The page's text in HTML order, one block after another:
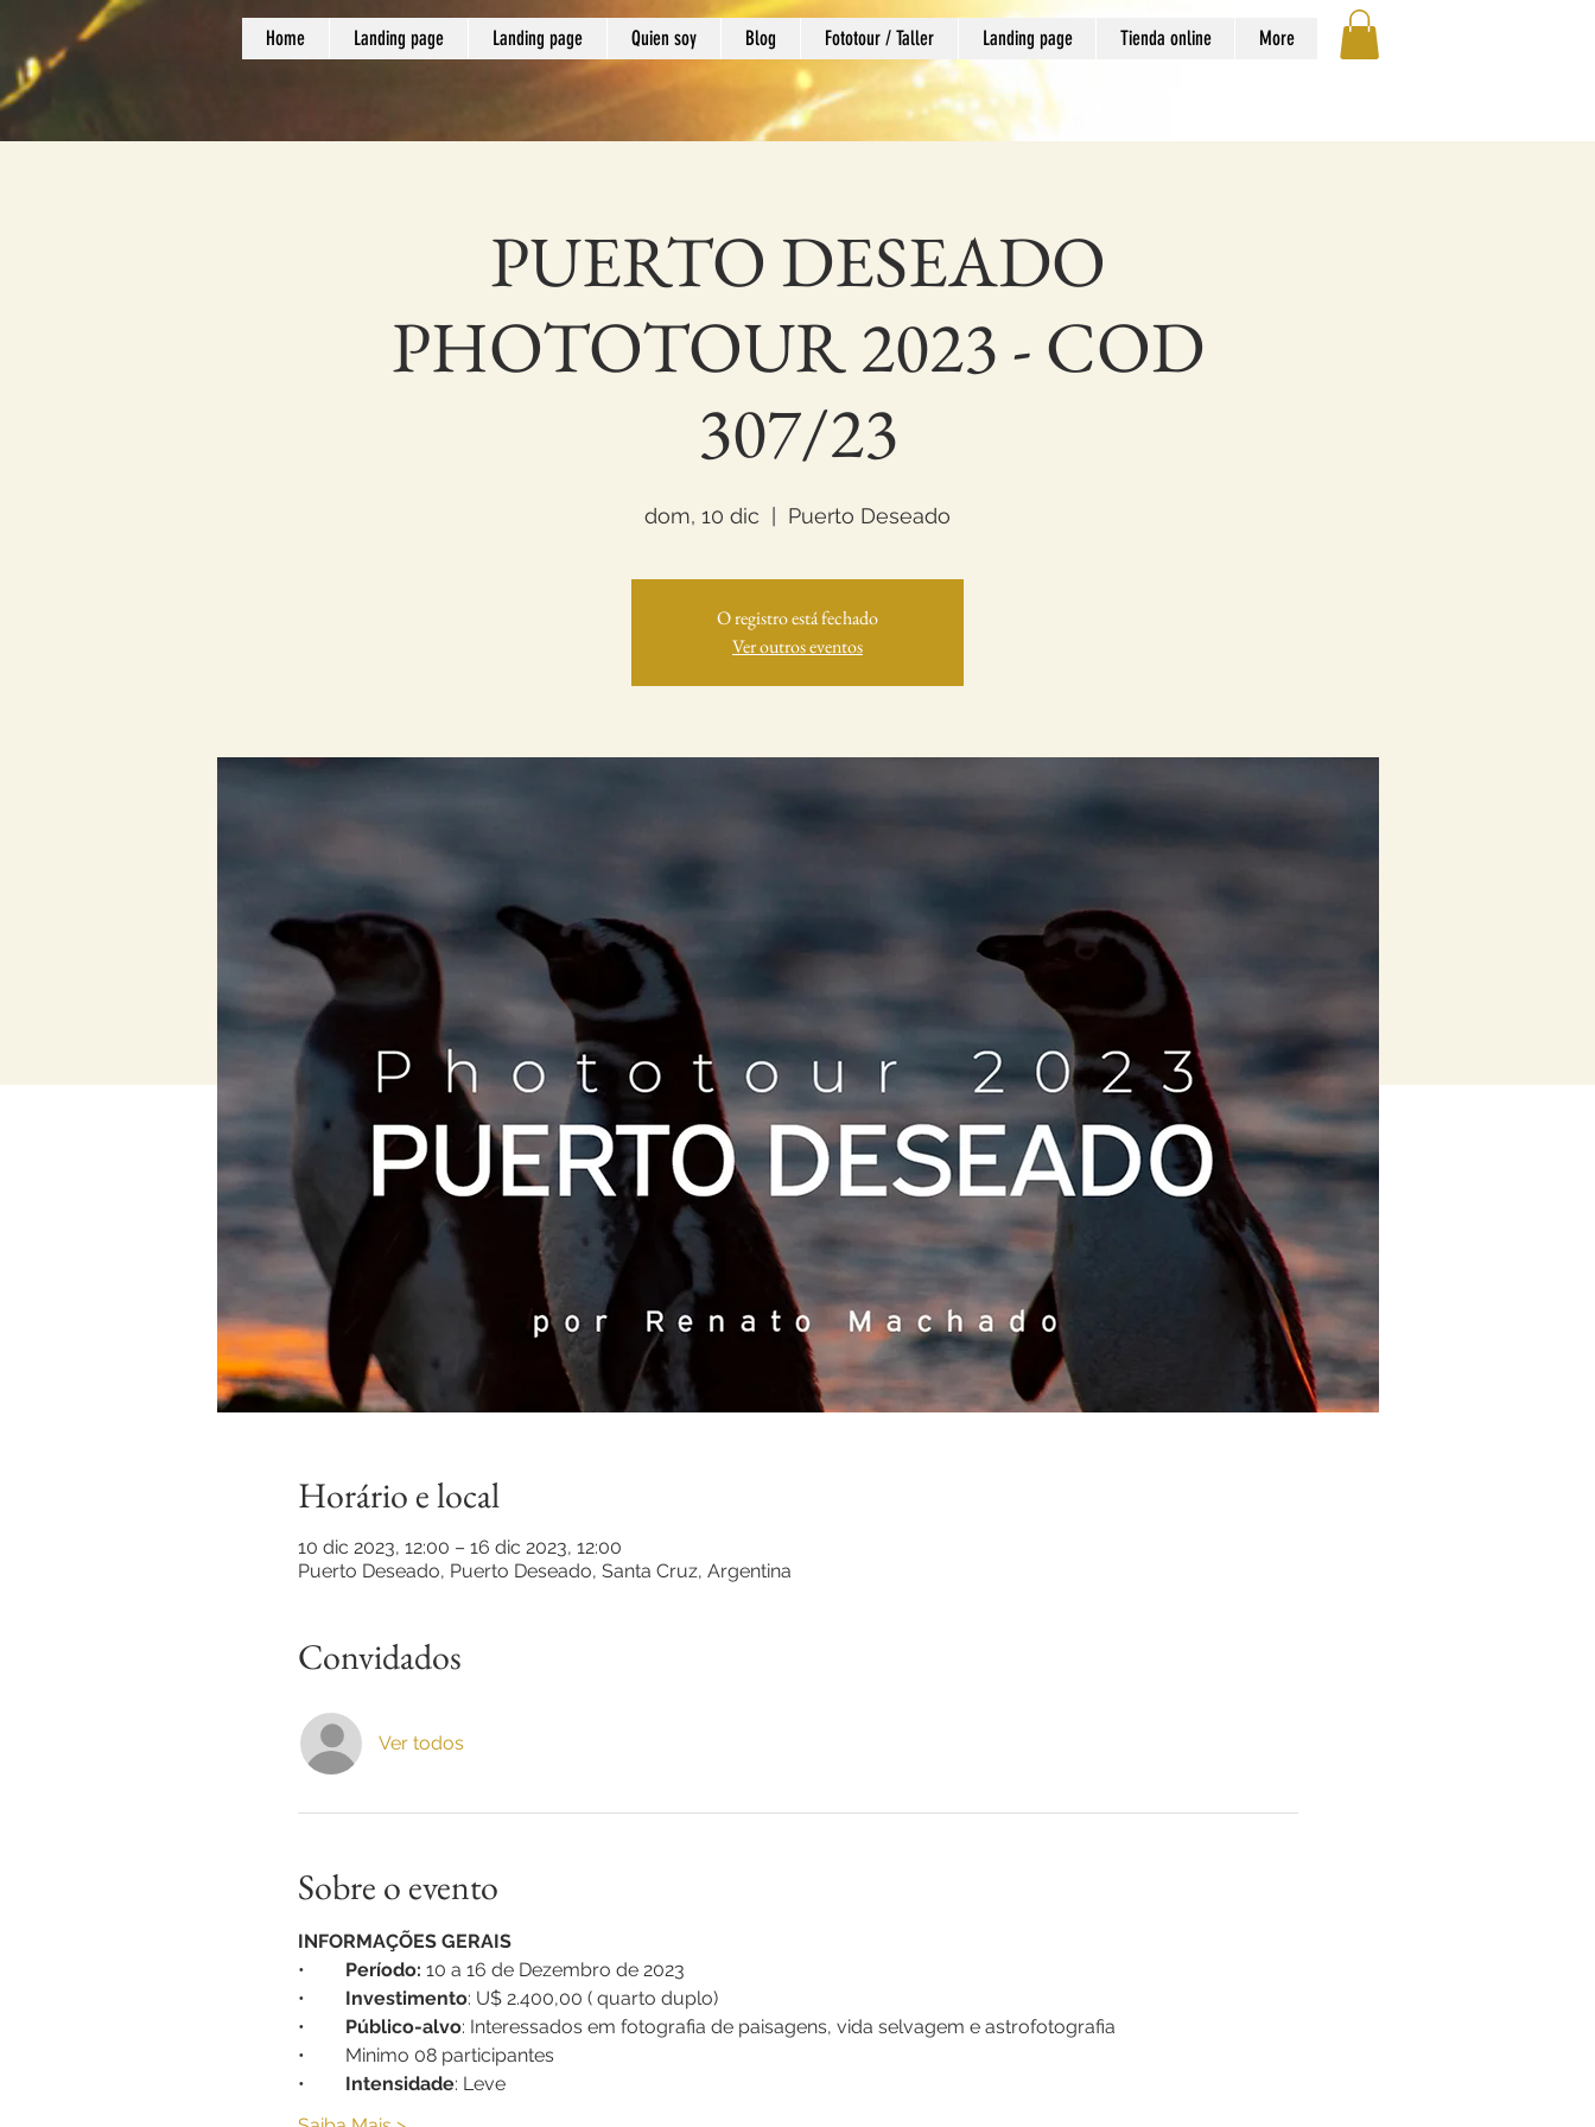
Home Landing page Landing page Quien soy Blog Fototour / Taller Landing page Tienda online More
PUERTO DESEADO
PHOTOTOUR 2023 - COD
307/23
dom, 10 dic
  |
Puerto Deseado
O registro está fechado
Ver outros eventos
Horário e local
10 dic 2023, 12:00 – 16 dic 2023, 12:00
Puerto Deseado, Puerto Deseado, Santa Cruz, Argentina
Convidados
Ver todos
Sobre o evento
INFORMAÇÕES GERAIS
Período: 10 a 16 de Dezembro de 2023
Investimento: U$ 2.400,00 ( quarto duplo)
Público-alvo: Interessados em fotografia de paisagens, vida selvagem e astrofotografia
•	Minimo 08 participantes
Intensidade: Leve